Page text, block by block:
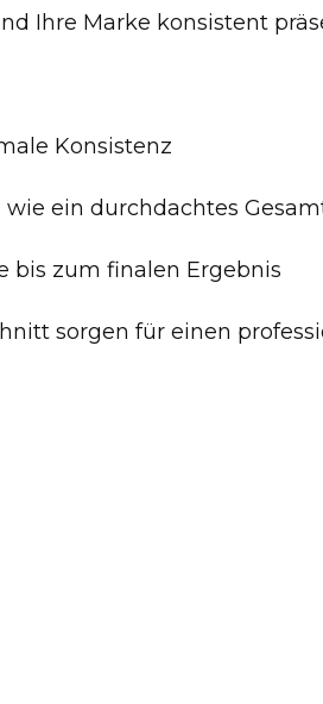
Ihre Marke konsistent
Konsistenz
ein durchdachtes
bis zum finalen Ergebnis
sorgen für einen